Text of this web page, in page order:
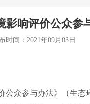
影响评价公众参
时间：2021年09月03日
众参与办法》（生态